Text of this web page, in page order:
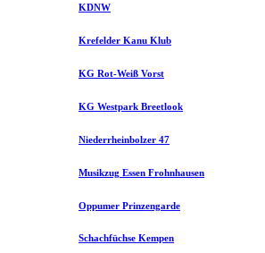
KDNW
Krefelder Kanu Klub
KG Rot-Weiß Vorst
KG Westpark Breetlook
Niederrheinbolzer 47
Musikzug Essen Frohnhausen
Oppumer Prinzengarde
Schachfüchse Kempen